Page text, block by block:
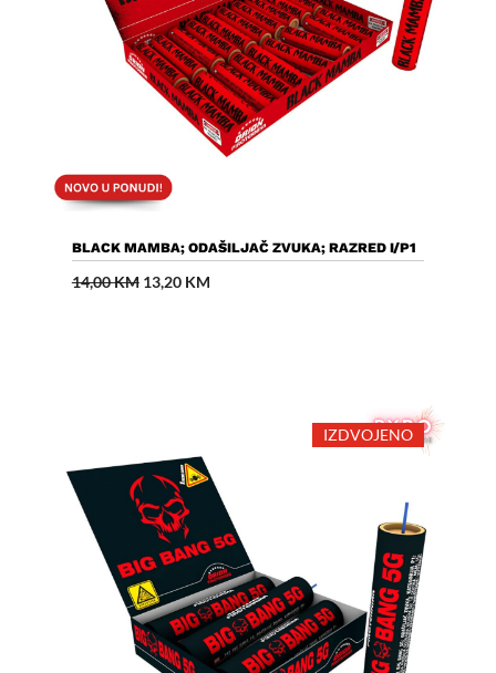
Dodaj U Košaricu
BLACK MAMBA; ODAŠILJAČ ZVUKA; RAZRED I/P1
14,00KM Izvorna
13,20 KMTrenutna
IZDVOJENO